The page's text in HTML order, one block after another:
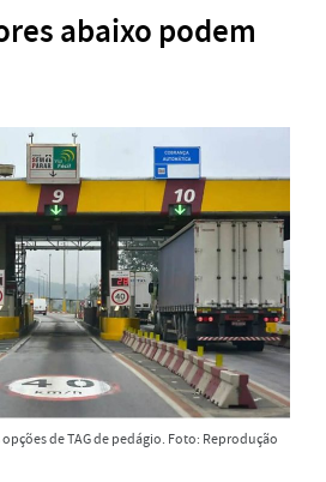
abaixo podem
de TAG de pedágio. Foto: Reprodução